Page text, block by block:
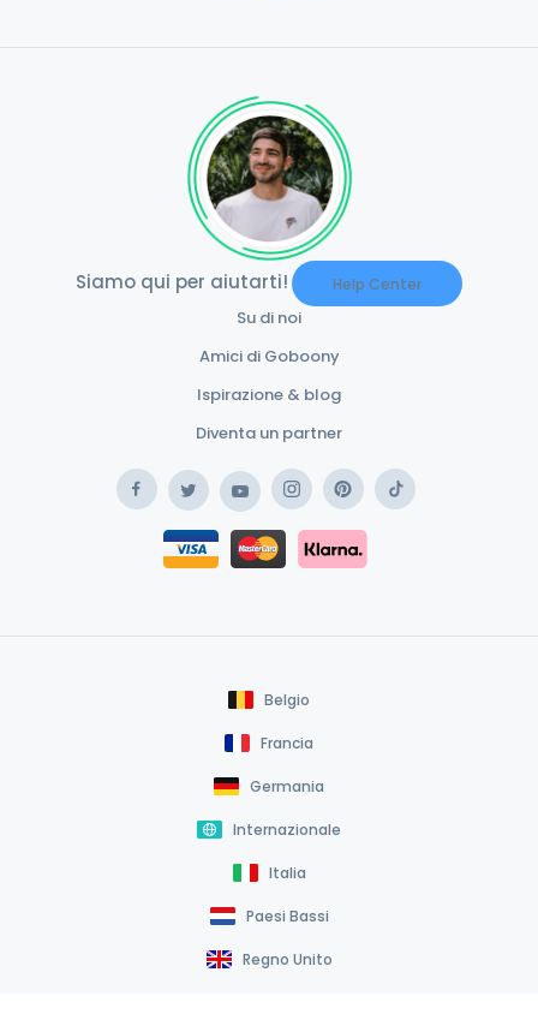
Siamo qui per aiutarti! Help Center
Su di noi
Amici di Goboony
Ispirazione & blog
Diventa un partner
FacebookTwitterYouTubeInstagramPinterestTikTok
Safe Payment Card
Safe Payment Klarna
Belgio
Francia
Germania
Internazionale
Italia
Paesi Bassi
Regno Unito